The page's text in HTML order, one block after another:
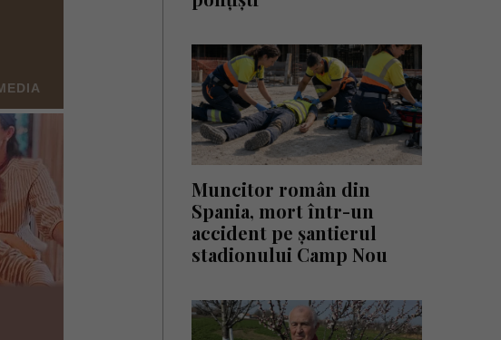
Muncitor român din
Spania, mort într-un
accident pe șantierul
stadionului Camp Nou